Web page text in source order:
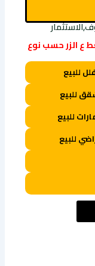
ع الزر حسب نوع
فلل للبيع
للبيع
للبيع
للبيع